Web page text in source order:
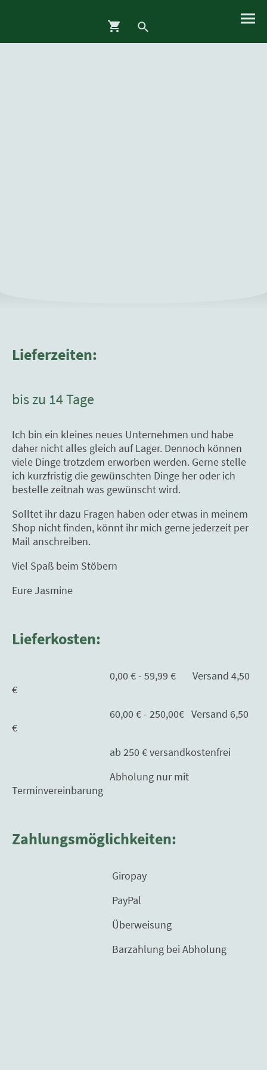
Lieferzeiten:
bis zu 14 Tage
Ich bin ein kleines neues Unternehmen und habe
daher nicht alles gleich auf Lager. Dennoch können
viele Dinge trotzdem erworben werden. Gerne stelle
ich kurzfristig die gewünschten Dinge her oder ich
bestelle zeitnah was gewünscht wird.
Solltet ihr dazu Fragen haben oder etwas in meinem
Shop nicht finden, könnt ihr mich gerne jederzeit per
Mail anschreiben.
Viel Spaß beim Stöbern
Eure Jasmine
Lieferkosten:
0,00 € - 59,99 € Versand 4,50
€
60,00 € - 250,00€ Versand 6,50
€
ab 250 € versandkostenfrei
Abholung nur mit
Terminvereinbarung
Zahlungsmöglichkeiten:
Giropay
PayPal
Überweisung
Barzahlung bei Abholung